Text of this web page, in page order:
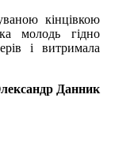
кінцівкою
молодь гідно
і витримала
Данник